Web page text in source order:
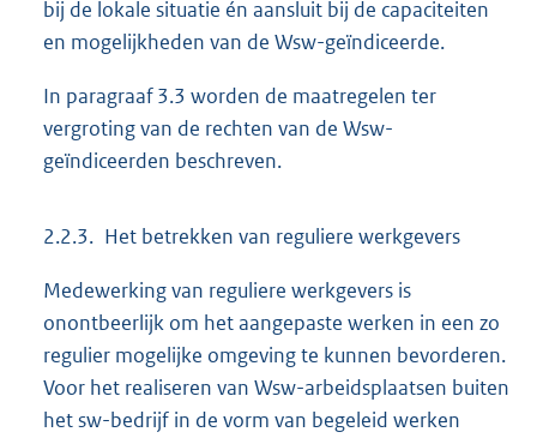
bij de lokale situatie én aansluit bij de capaciteiten
en mogelijkheden van de Wsw-geïndiceerde.
In paragraaf 3.3 worden de maatregelen ter
vergroting van de rechten van de Wsw-
geïndiceerden beschreven.
2.2.3. Het betrekken van reguliere werkgevers
Medewerking van reguliere werkgevers is
onontbeerlijk om het aangepaste werken in een zo
regulier mogelijke omgeving te kunnen bevorderen.
Voor het realiseren van Wsw-arbeidsplaatsen buiten
het sw-bedrijf in de vorm van begeleid werken